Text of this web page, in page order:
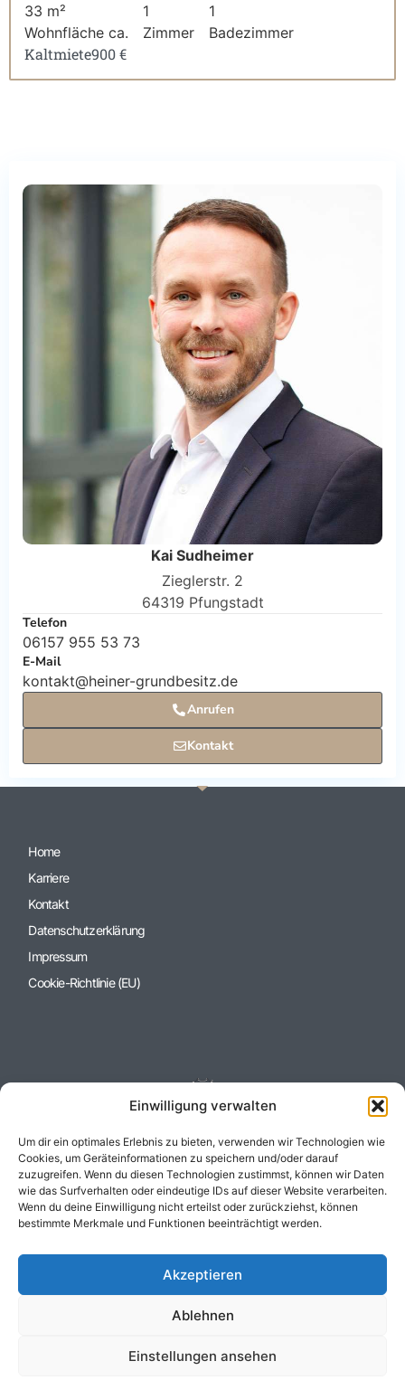
Einwilligung verwalten
Um dir ein optimales Erlebnis zu bieten, verwenden wir Technologien wie
Cookies, um Geräteinformationen zu speichern und/oder darauf
zuzugreifen. Wenn du diesen Technologien zustimmst, können wir Daten
wie das Surfverhalten oder eindeutige IDs auf dieser Website verarbeiten.
Wenn du deine Einwilligung nicht erteilst oder zurückziehst, können
bestimmte Merkmale und Funktionen beeinträchtigt werden.
Akzeptieren
Ablehnen
Einstellungen ansehen
33 m²
Wohnfläche ca.
1
Zimmer
1
Badezimmer
Kaltmiete900 €
Kai Sudheimer
Zieglerstr. 2
64319 Pfungstadt
Telefon
06157 955 53 73
E-Mail
kontakt@heiner-grundbesitz.de
Anrufen
Kontakt
Home
Karriere
Kontakt
Datenschutzerklärung
Impressum
Cookie-Richtlinie (EU)
Heiner Immobilien Gruppe
+49 (0) 6157 / 955 53 73
info@heiner-grundbesitz.de
Zieglerstr. 2, 64319 Pfungstadt